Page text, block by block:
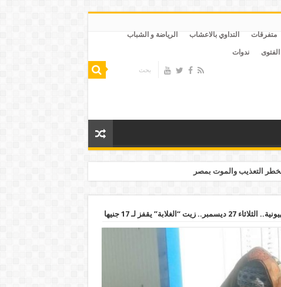
متفرقات التداوي بالاعشاب الرياضة و الشباب
ندوات
التعذيب والموت بمصر
يقفز لـ 17 جنيها